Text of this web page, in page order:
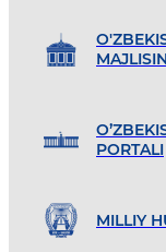
PORTALI
MILLIY